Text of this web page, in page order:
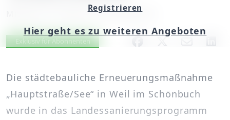
Mittwoch, 30. März 2016, 06:00 Uhr
Artikel vorlesen
Exklusiv für Abonnenten
Die städtebauliche Erneuerungsmaßnahme
„Hauptstraße/See“ in Weil im Schönbuch
wurde in das Landessanierungsprogramm
Registrieren
Hier geht es zu weiteren Angeboten